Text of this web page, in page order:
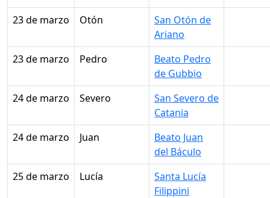
23 de marzo
Otón
San Otón de
Ariano
23 de marzo
Pedro
Beato Pedro
de Gubbio
24 de marzo
Severo
San Severo de
Catania
24 de marzo
Juan
Beato Juan
del Báculo
25 de marzo
Lucía
Santa Lucía
Filippini